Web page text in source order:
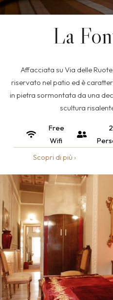
La
Affacciata su Via delle
riservato nel patio ed è
in pietra sormontata da una
scultura
Free
Wifi
2
Scopri di più ›